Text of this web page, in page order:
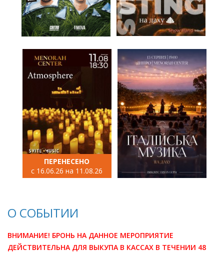
ПЕРЕНЕСЕНО
с 16.06.26 на 11.08.26
О СОБЫТИИ
ВНИМАНИЕ! БРОНЬ НА ДАННОЕ МЕРОПРИЯТИЕ
ДЕЙСТВИТЕЛЬНА ДЛЯ ВЫКУПА В КАССАХ В ТЕЧЕНИИ 48